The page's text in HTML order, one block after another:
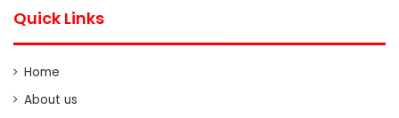
Quick Links
Home
About us